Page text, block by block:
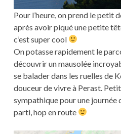
Pour l’heure, on prend le petit
après avoir piqué une petite
c’est super cool
On potasse rapidement le
découvrir un mausolée
se balader dans les ruelles de
douceur de vivre à Perast.
sympathique pour une journée
parti, hop en route